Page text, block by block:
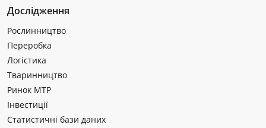
Дослідження
Рослинництво
Переробка
Логістика
Тваринництво
Ринок МТР
Інвестиції
Статистичні бази даних